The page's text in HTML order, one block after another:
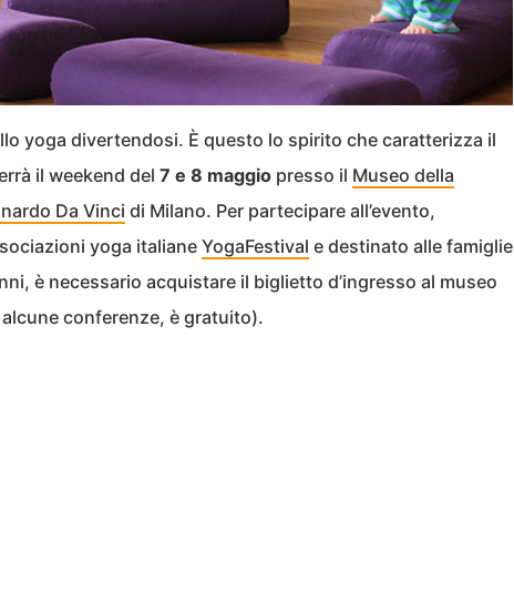
yoga divertendosi. È questo lo spirito che caratterizza il
il weekend del 7 e 8 maggio presso il Museo della
Da Vinci di Milano. Per partecipare all’evento,
yoga italiane YogaFestival e destinato alle famiglie
è necessario acquistare il biglietto d’ingresso al museo
conferenze, è gratuito).